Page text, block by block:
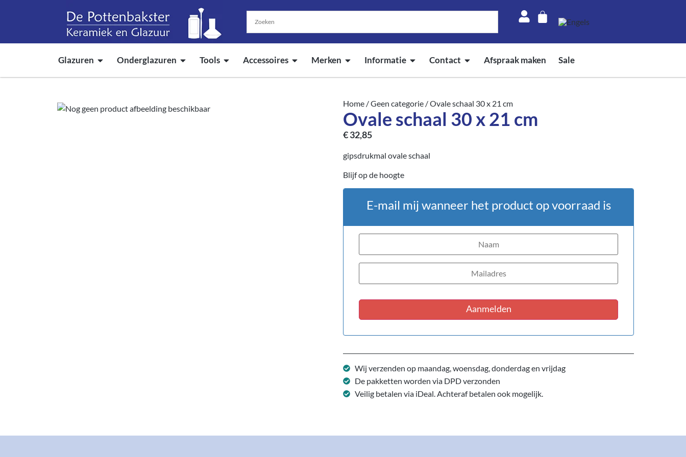
Glazuren Onderglazuren Tools Accessoires Merken Informatie Contact Afspraak maken Sale
Home /Geen categorie / Ovale schaal 30 x 21 cm
Ovale schaal 30 x 21 cm
€32,85
gipsdrukmal ovale schaal
Blijf op de hoogte
E-mail mij wanneer het product op voorraad is
Aanmelden
Wij verzenden op maandag, woensdag, donderdag en vrijdag
De pakketten worden via DPD verzonden
Veilig betalen via iDeal. Achteraf betalen ook mogelijk.